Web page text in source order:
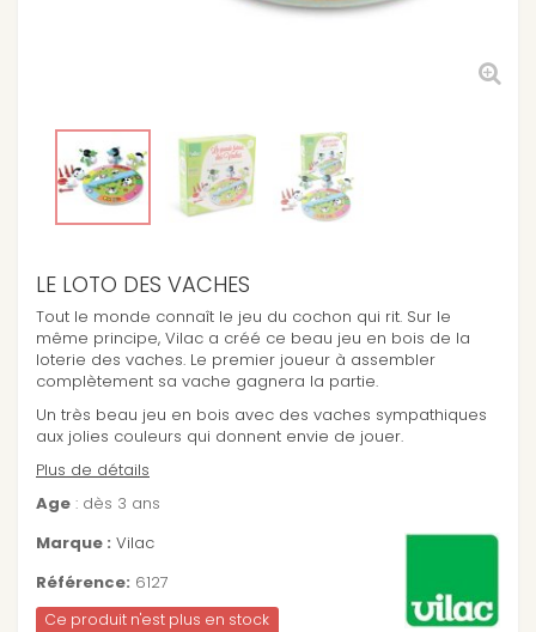
LE LOTO DES VACHES
Tout le monde connaît le jeu du cochon qui rit. Sur le
même principe, Vilac a créé ce beau jeu en bois de la
loterie des vaches. Le premier joueur à assembler
complètement sa vache gagnera la partie.
Un très beau jeu en bois avec des vaches sympathiques
aux jolies couleurs qui donnent envie de jouer.
Plus de détails
Age : dès 3 ans
Marque : Vilac
Référence: 6127
Ce produit n'est plus en stock